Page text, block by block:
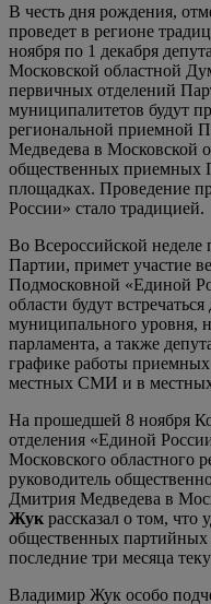
В честь дня рождения,
проведет в регионе
ноября по 1 декабря
Московской областной
первичных отделений
муниципалитетов будут
региональной приемной
Медведева в Московской
общественных приемных
площадках. Проведение
России» стало традицией.
Во Всероссийской
Партии, примет участие
Подмосковной «Единой
области будут
муниципального уровня,
парламента, а также
графике работы
местных СМИ и в
На прошедшей 8 ноября
отделения «Единой
Московского областного
руководитель
Дмитрия Медведева в
Жук рассказал о том, что
общественных
последние три месяца
Владимир Жук особо